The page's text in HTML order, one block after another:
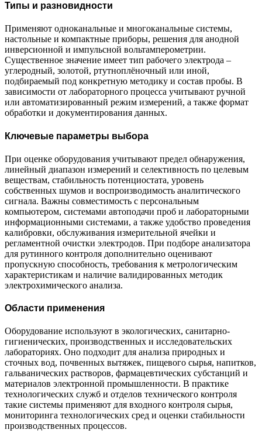
Типы и разновидности
Применяют одноканальные и многоканальные системы,
настольные и компактные приборы, решения для анодной
инверсионной и импульсной вольтамперометрии.
Существенное значение имеет тип рабочего электрода –
углеродный, золотой, ртутноплёночный или иной,
подбираемый под конкретную методику и состав пробы. В
зависимости от лабораторного процесса учитывают ручной
или автоматизированный режим измерений, а также формат
обработки и документирования данных.
Ключевые параметры выбора
При оценке оборудования учитывают предел обнаружения,
линейный диапазон измерений и селективность по целевым
веществам, стабильность потенциостата, уровень
собственных шумов и воспроизводимость аналитического
сигнала. Важны совместимость с персональным
компьютером, системами автоподачи проб и лабораторными
информационными системами, а также удобство проведения
калибровки, обслуживания измерительной ячейки и
регламентной очистки электродов. При подборе анализатора
для рутинного контроля дополнительно оценивают
пропускную способность, требования к метрологическим
характеристикам и наличие валидированных методик
электрохимического анализа.
Области применения
Оборудование используют в экологических, санитарно-
гигиенических, производственных и исследовательских
лабораториях. Оно подходит для анализа природных и
сточных вод, почвенных вытяжек, пищевого сырья, напитков,
гальванических растворов, фармацевтических субстанций и
материалов электронной промышленности. В практике
технологических служб и отделов технического контроля
такие системы применяют для входного контроля сырья,
мониторинга технологических сред и оценки стабильности
производственных процессов.